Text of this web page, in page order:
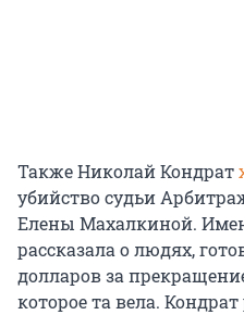
Также Николай Кондрат
убийство судьи
Елены Махалкиной.
рассказала о людях,
долларов за
которое та вела.